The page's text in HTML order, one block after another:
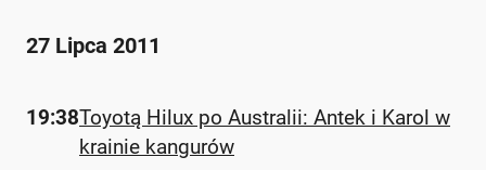
27 Lipca 2011
19:38Toyotą Hilux po Australii: Antek i Karol w
krainie kangurów